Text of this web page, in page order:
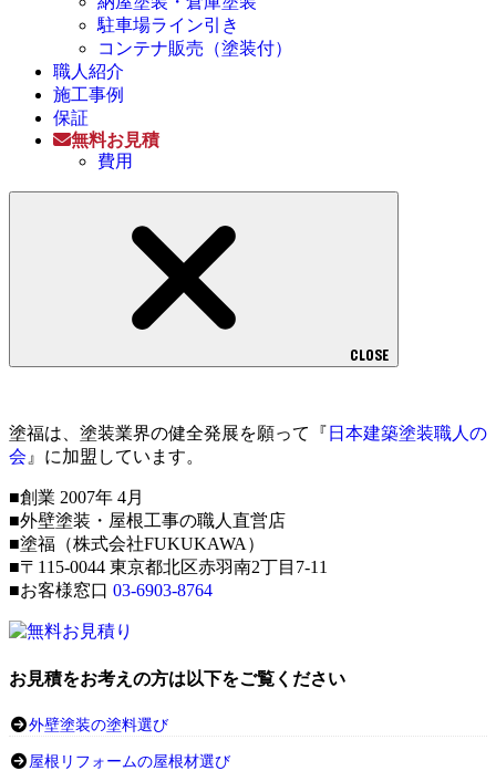
駐車場ライン引き
コンテナ販売（塗装付）
職人紹介
施工事例
保証
無料お見積
費用
CLOSE
塗福は、塗装業界の健全発展を願って『 日本建築塗装職人の
会 』に加盟しています。
■創業 2007年 4月
■外壁塗装・屋根工事の職人直営店
■塗福（株式会社FUKUKAWA）
■〒115-0044 東京都北区赤羽南2丁目7-11
■お客様窓口 03-6903-8764
お見積をお考えの方は以下をご覧ください
外壁塗装の塗料選び
屋根リフォームの屋根材選び